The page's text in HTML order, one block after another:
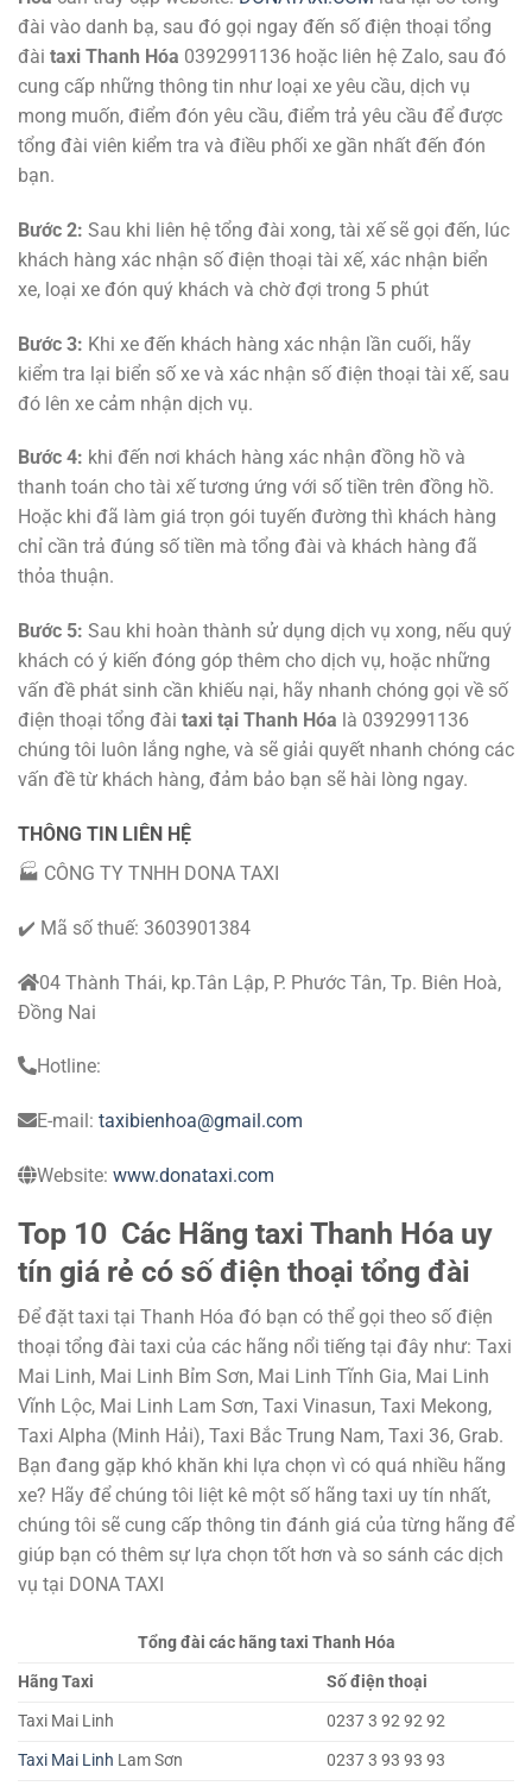
đài vào danh bạ, sau đó gọi ngay đến số điện thoại tổng
đài taxi Thanh Hóa 0392991136 hoặc liên hệ Zalo, sau đó
cung cấp những thông tin như loại xe yêu cầu, dịch vụ
mong muốn, điểm đón yêu cầu, điểm trả yêu cầu để được
tổng đài viên kiểm tra và điều phối xe gần nhất đến đón
bạn.
Bước 2: Sau khi liên hệ tổng đài xong, tài xế sẽ gọi đến, lúc
khách hàng xác nhận số điện thoại tài xế, xác nhận biển
xe, loại xe đón quý khách và chờ đợi trong 5 phút
Bước 3: Khi xe đến khách hàng xác nhận lần cuối, hãy
kiểm tra lại biển số xe và xác nhận số điện thoại tài xế, sau
đó lên xe cảm nhận dịch vụ.
Bước 4: khi đến nơi khách hàng xác nhận đồng hồ và
thanh toán cho tài xế tương ứng với số tiền trên đồng hồ.
Hoặc khi đã làm giá trọn gói tuyến đường thì khách hàng
chỉ cần trả đúng số tiền mà tổng đài và khách hàng đã
thỏa thuận.
Bước 5: Sau khi hoàn thành sử dụng dịch vụ xong, nếu quý
khách có ý kiến đóng góp thêm cho dịch vụ, hoặc những
vấn đề phát sinh cần khiếu nại, hãy nhanh chóng gọi về số
điện thoại tổng đài taxi tại Thanh Hóa là 0392991136
chúng tôi luôn lắng nghe, và sẽ giải quyết nhanh chóng các
vấn đề từ khách hàng, đảm bảo bạn sẽ hài lòng ngay.
THÔNG TIN LIÊN HỆ
🏭 CÔNG TY TNHH DONA TAXI
✔️ Mã số thuế: 3603901384
04 Thành Thái, kp.Tân Lập, P. Phước Tân, Tp. Biên Hoà,
Đồng Nai
Hotline:
E-mail: taxibienhoa@gmail.com
Website: www.donataxi.com
Top 10 Các Hãng taxi Thanh Hóa uy
tín giá rẻ có số điện thoại tổng đài
Để đặt taxi tại Thanh Hóa đó bạn có thể gọi theo số điện
thoại tổng đài taxi của các hãng nổi tiếng tại đây như: Taxi
Mai Linh, Mai Linh Bỉm Sơn, Mai Linh Tĩnh Gia, Mai Linh
Vĩnh Lộc, Mai Linh Lam Sơn, Taxi Vinasun, Taxi Mekong,
Taxi Alpha (Minh Hải), Taxi Bắc Trung Nam, Taxi 36, Grab.
Bạn đang gặp khó khăn khi lựa chọn vì có quá nhiều hãng
xe? Hãy để chúng tôi liệt kê một số hãng taxi uy tín nhất,
chúng tôi sẽ cung cấp thông tin đánh giá của từng hãng để
giúp bạn có thêm sự lựa chọn tốt hơn và so sánh các dịch
vụ tại DONA TAXI
Tổng đài các hãng taxi Thanh Hóa
Hãng Taxi
Số điện thoại
Taxi Mai Linh
0237 3 92 92 92
Taxi Mai Linh Lam Sơn
0237 3 93 93 93